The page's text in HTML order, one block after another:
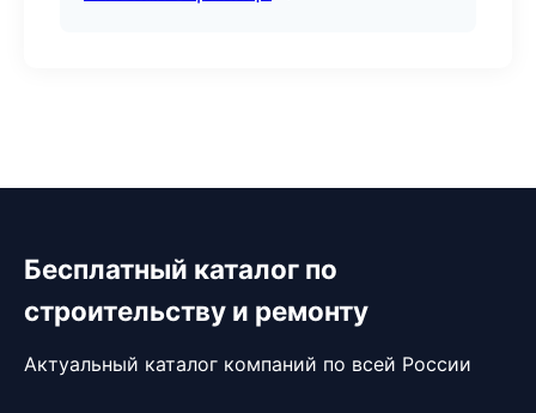
Бесплатный каталог по
строительству и ремонту
Актуальный каталог компаний по всей России